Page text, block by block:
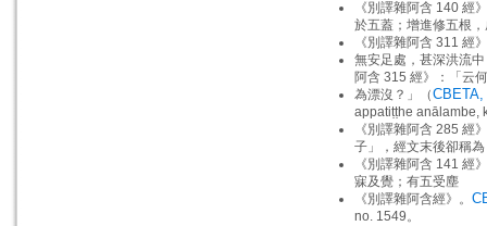
《別譯雜阿含 140 經
於五蓋；增進修五根
《別譯雜阿含 311 經
無安足處，甚深洪流
阿含 315 經》：「云
為漂沒？」（
appatiṭṭhe anālambe,
《別譯雜阿含 285 經
子」，經文末後卻稱
《別譯雜阿含 141 經
寐及覺；有五受塵
《別譯雜阿含經》。
no. 1549。